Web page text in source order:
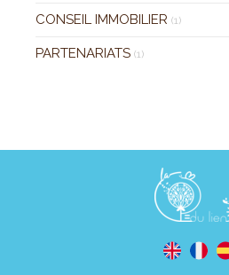
CONSEIL IMMOBILIER (1)
PARTENARIATS (1)